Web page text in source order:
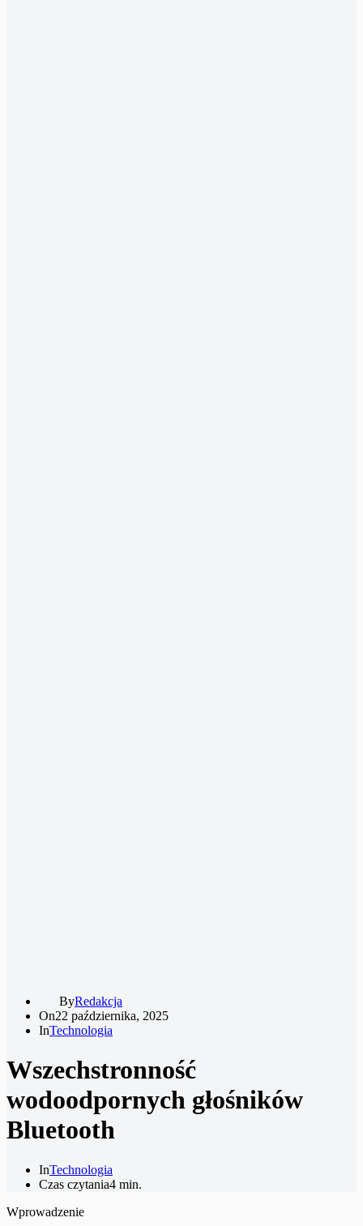
ByRedakcja
On22 października, 2025
InTechnologia
Wszechstronność
wodoodpornych głośników
Bluetooth
InTechnologia
Czas czytania4 min.
Wprowadzenie